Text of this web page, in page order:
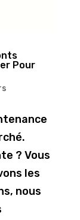
Pour
? Vous
les
nous